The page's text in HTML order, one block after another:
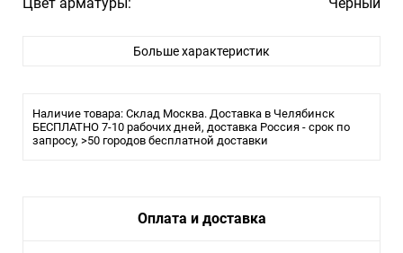
Материал плафона/абажура:
Тип крепления:
Шинопровод (трек)
Световой поток, Lm: 1100
Больше характеристик
Наличие товара: Склад Москва. Доставка в Челябинск
БЕСПЛАТНО 7-10 рабочих дней, доставка Россия - срок по
запросу, >50 городов бесплатной доставки
Оплата и доставка